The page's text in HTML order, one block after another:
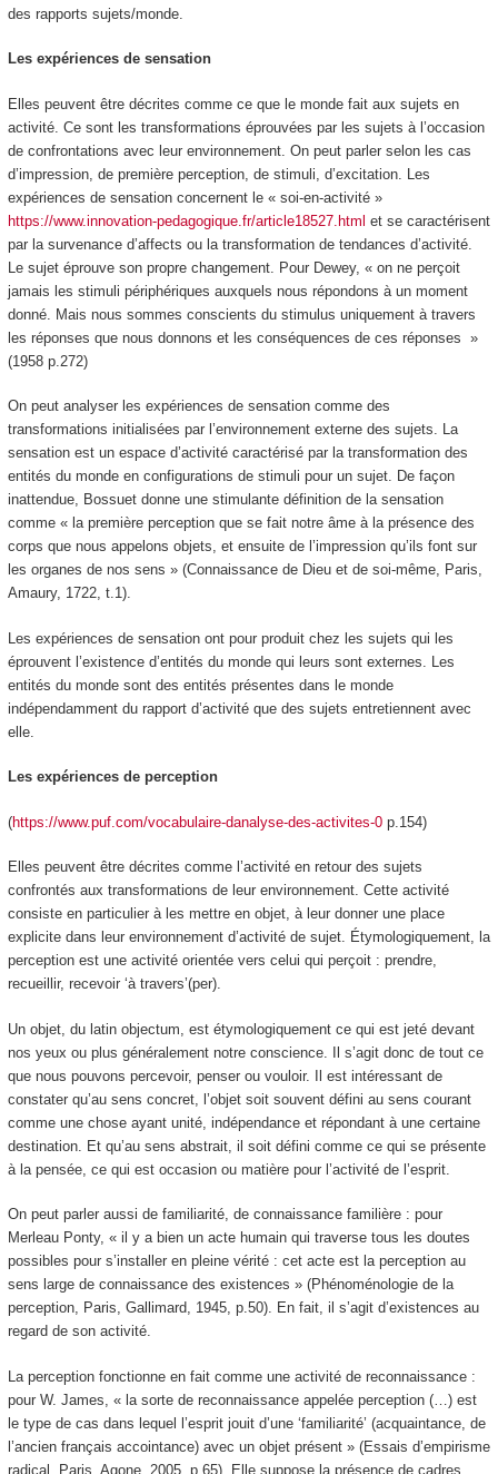
des rapports sujets/monde.
Les expériences de sensation
Elles peuvent être décrites comme ce que le monde fait aux sujets en
activité. Ce sont les transformations éprouvées par les sujets à l’occasion
de confrontations avec leur environnement. On peut parler selon les cas
d’impression, de première perception, de stimuli , d’excitation. Les
expériences de sensation concernent le « soi-en-activité »
https://www.innovation-pedagogique.fr/article18527.html et se caractérisent
par la survenance d’affects ou la transformation de tendances d’activité.
Le sujet éprouve son propre changement. Pour Dewey, « on ne perçoit
jamais les stimuli périphériques auxquels nous répondons à un moment
donné. Mais nous sommes conscients du stimulus uniquement à travers
les réponses que nous donnons et les conséquences de ces réponses »
(1958 p.272)
On peut analyser les expériences de sensation comme des
transformations initialisées par l’environnement externe des sujets. La
sensation est un espace d’activité caractérisé par la transformation des
entités du monde en configurations de stimuli pour un sujet. De façon
inattendue, Bossuet donne une stimulante définition de la sensation
comme « la première perception que se fait notre âme à la présence des
corps que nous appelons objets, et ensuite de l’impression qu’ils font sur
les organes de nos sens » (Connaissance de Dieu et de soi-même, Paris,
Amaury, 1722, t.1).
Les expériences de sensation ont pour produit chez les sujets qui les
éprouvent l’existence d’entités du monde qui leurs sont externes. Les
entités du monde sont des entités présentes dans le monde
indépendamment du rapport d’activité que des sujets entretiennent avec
elle.
Les expériences de perception
(https://www.puf.com/vocabulaire-danalyse-des-activites-0p.154)
Elles peuvent être décrites comme l’activité en retour des sujets
confrontés aux transformations de leur environnement. Cette activité
consiste en particulier à les mettre en objet, à leur donner une place
explicite dans leur environnement d’activitéde sujet. Étymologiquement, la
perception est une activité orientée vers celui qui perçoit : prendre,
recueillir, recevoir ‘à travers’(per).
Un objet, du latinobjectum , est étymologiquement ce qui est jeté devant
nos yeux ou plus généralement notre conscience. Il s’agit donc de tout ce
que nous pouvons percevoir, penser ou vouloir. Il est intéressant de
constater qu’au sens concret, l’objet soit souvent défini au sens courant
comme une chose ayant unité, indépendance et répondant à une certaine
destination. Et qu’au sens abstrait, il soit défini comme ce qui se présente
à la pensée, ce qui est occasion ou matière pour l’activité de l’esprit.
On peut parler aussi de familiarité, de connaissance familière : pour
Merleau Ponty, « il y a bien un acte humain qui traverse tous les doutes
possibles pour s’installer en pleine vérité : cet acte est la perception au
sens large de connaissance des existences » (Phénoménologie de la
perception, Paris, Gallimard, 1945, p.50). En fait, il s’agit d’existences au
regard de son activité.
La perception fonctionne en fait comme une activité de reconnaissance :
pour W. James, « la sorte de reconnaissance appelée perception (…) est
le type de cas dans lequel l’esprit jouit d’une ‘familiarité’ (acquaintance, de
l’ancien français accointance) avec un objet présent » (Essais d’empirisme
radical, Paris, Agone, 2005, p.65). Elle suppose la présence de cadres